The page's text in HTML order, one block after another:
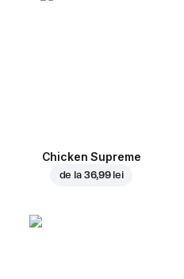
Chicken Supreme
de la 36,99 lei